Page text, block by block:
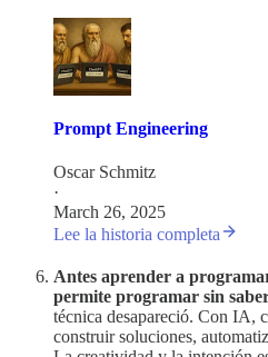
Prompt Engineering
Oscar Schmitz
·
March 26, 2025
Lee la historia completa
Antes aprender a
permite programar sin
técnica desapareció. Con IA,
construir soluciones,